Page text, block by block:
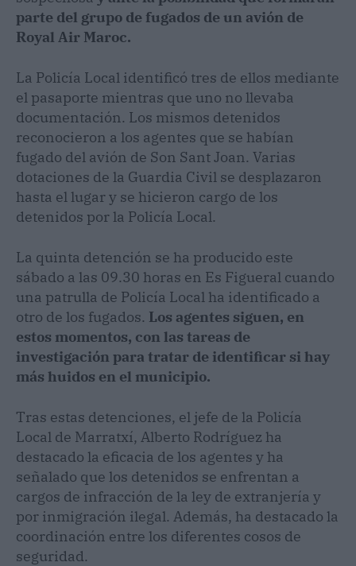
parte del grupo de fugados de un avión de
Royal Air Maroc.
La Policía Local identificó tres de ellos mediante
el pasaporte mientras que uno no llevaba
documentación. Los mismos detenidos
reconocieron a los agentes que se habían
fugado del avión de Son Sant Joan. Varias
dotaciones de la Guardia Civil se desplazaron
hasta el lugar y se hicieron cargo de los
detenidos por la Policía Local.
La quinta detención se ha producido este
sábado a las 09.30 horas en Es Figueral cuando
una patrulla de Policía Local ha identificado a
otro de los fugados. Los agentes siguen, en
estos momentos, con las tareas de
investigación para tratar de identificar si hay
más huidos en el municipio.
Tras estas detenciones, el jefe de la Policía
Local de Marratxí, Alberto Rodríguez ha
destacado la eficacia de los agentes y ha
señalado que los detenidos se enfrentan a
cargos de infracción de la ley de extranjería y
por inmigración ilegal. Además, ha destacado la
coordinación entre los diferentes cosos de
seguridad.